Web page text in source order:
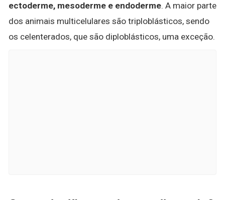
ectoderme, mesoderme e endoderme. A maior parte
dos animais multicelulares são triploblásticos, sendo
os celenterados, que são diploblásticos, uma exceção.